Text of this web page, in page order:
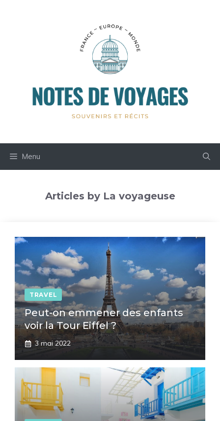
Menu
Articles by La voyageuse
TRAVEL
Peut-on emmener des enfants
voir la Tour Eiffel ?
3 mai 2022